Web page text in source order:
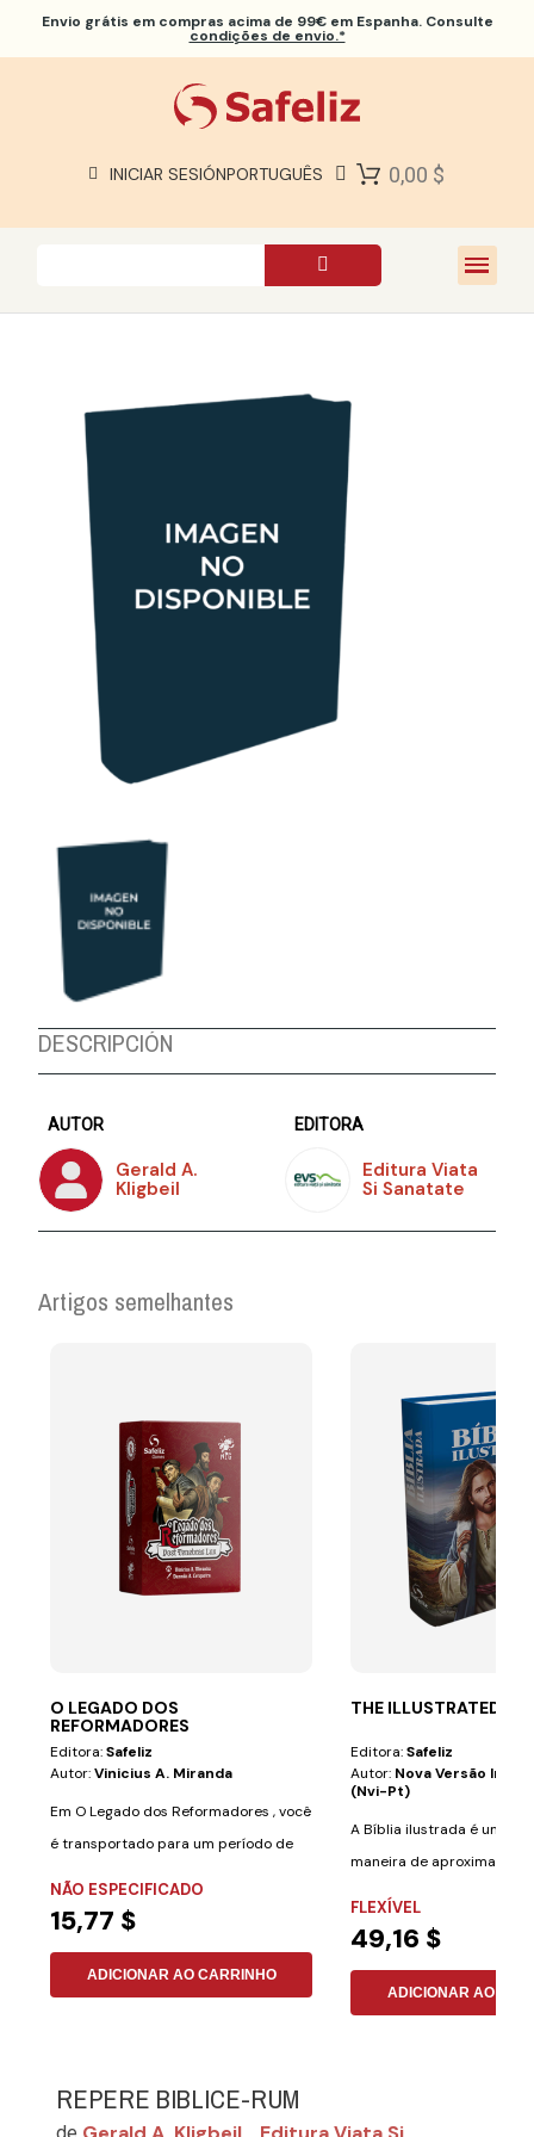
Envio grátis em compras acima de 99€ em Espanha. Consulte
condições de envio.*
INICIAR SESIÓNPORTUGUÊS 0,00 $
SOBRE NÓS
DESCRIPCIÓN
AUTOR
Gerald A.
Kligbeil
EDITORA
Editura Viata
Si Sanatate
Artigos semelhantes
O LEGADO DOS
REFORMADORES
Editora:Safeliz
Autor:Vinicius A. Miranda
Em O Legado dos Reformadores , você
é transportado para um período de
NÃO ESPECIFICADO
15,77 $
ADICIONAR AO CARRINHO
THE ILLUSTRATED
Editora:Safeliz
Autor: Nova Versão
(nvi-Pt)
A Bíblia ilustrada é uma
maneira de aproximar
adultos de um...
FLEXÍVEL
49,16 $
ADICIONAR AO
REPERE BIBLICE-RUM